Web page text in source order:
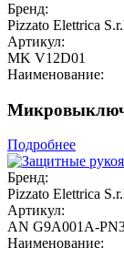
Бренд:
Pizzato Elettrica
Артикул:
MK V12D01
Наименование:
Подробнее
Бренд:
Pizzato Elettrica
Артикул:
AN G9A001A-
Наименование: